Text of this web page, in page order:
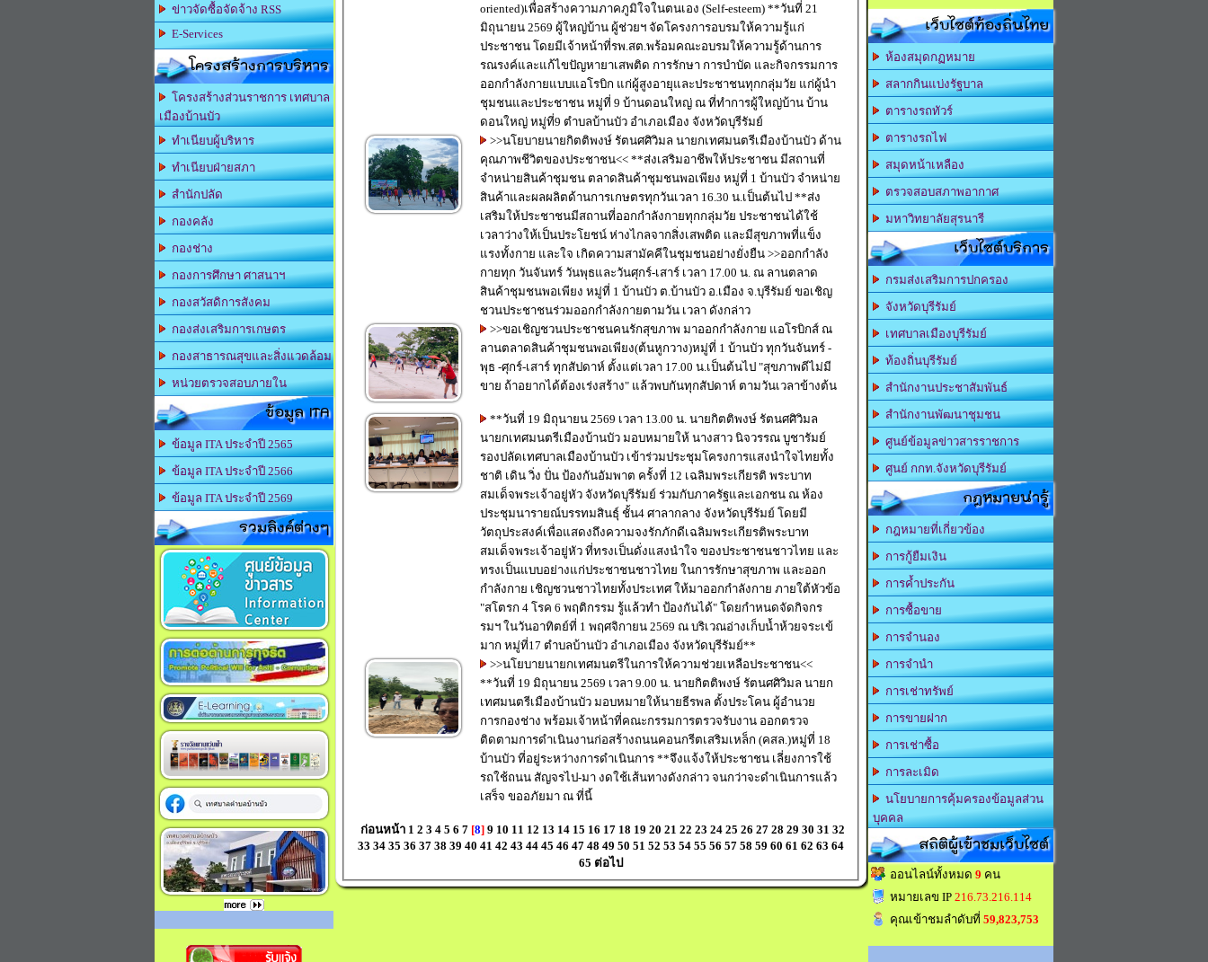
ข่าวจัดซื้อจัดจ้าง RSS
E-Services
โครงสร้างการบริหาร
โครงสร้างส่วนราชการ เทศบาล
เมืองบ้านบัว
ทำเนียบผู้บริหาร
ทำเนียบฝ่ายสภา
สำนักปลัด
กองคลัง
กองช่าง
กองการศึกษา ศาสนาฯ
กองสวัสดิการสังคม
กองส่งเสริมการเกษตร
กองสาธารณสุขและสิ่งแวดล้อม
หน่วยตรวจสอบภายใน
ข้อมูล ITA
ข้อมูล ITA ประจำปี 2565
ข้อมูล ITA ประจำปี 2566
ข้อมูล ITA ประจำปี 2569
รวมลิงค์ต่างๆ
oriented)เพื่อสร้างความภาคภูมิใจในตนเอง (Self-esteem) **วันที่ 21
มิถุนายน 2569 ผู้ใหญ่บ้าน ผู้ช่วยฯ จัดโครงการอบรมให้ความรู้แก่
ประชาชน โดยมีเจ้าหน้าที่รพ.สต.พร้อมคณะอบรมให้ความรู้ด้านการ
รณรงค์และแก้ไขปัญหายาเสพติด การรักษา การบำบัด และกิจกรรมการ
ออกกำลังกายแบบแอโรบิก แก่ผู้สูงอายุและประชาชนทุกกลุ่มวัย แก่ผู้นำ
ชุมชนและประชาชน หมู่ที่ 9 บ้านดอนใหญ่ ณ ที่ทำการผู้ใหญ่บ้าน บ้าน
ดอนใหญ่ หมู่ที่9 ตำบลบ้านบัว อำเภอเมือง จังหวัดบุรีรัมย์
>>นโยบายนายกิตติพงษ์ รัตนศศิวิมล นายกเทศมนตรีเมืองบ้านบัว ด้าน
คุณภาพชีวิตของประชาชน<< **ส่งเสริมอาชีพให้ประชาชน มีสถานที่
จำหน่ายสินค้าชุมชน ตลาดสินค้าชุมชนพอเพียง หมู่ที่ 1 บ้านบัว จำหน่าย
สินค้าและผลผลิตด้านการเกษตรทุกวันเวลา 16.30 น.เป็นต้นไป **ส่ง
เสริมให้ประชาชนมีสถานที่ออกกำลังกายทุกกลุ่มวัย ประชาชนได้ใช้
เวลาว่างให้เป็นประโยชน์ ห่างไกลจากสิ่งเสพติด และมีสุขภาพที่แข็ง
แรงทั้งกาย และใจ เกิดความสามัคคีในชุมชนอย่างยั่งยืน >>ออกกำลัง
กายทุก วันจันทร์ วันพุธและวันศุกร์-เสาร์ เวลา 17.00 น. ณ ลานตลาด
สินค้าชุมชนพอเพียง หมู่ที่ 1 บ้านบัว ต.บ้านบัว อ.เมือง จ.บุรีรัมย์ ขอเชิญ
ชวนประชาชนร่วมออกกำลังกายตามวัน เวลา ดังกล่าว
>>ขอเชิญชวนประชาชนคนรักสุขภาพ มาออกกำลังกาย แอโรบิกส์ ณ
ลานตลาดสินค้าชุมชนพอเพียง(ต้นหูกวาง)หมู่ที่ 1 บ้านบัว ทุกวันจันทร์ -
พุธ -ศุกร์-เสาร์ ทุกสัปดาห์ ตั้งแต่เวลา 17.00 น.เป็นต้นไป "สุขภาพดีไม่มี
ขาย ถ้าอยากได้ต้องเร่งสร้าง" แล้วพบกันทุกสัปดาห์ ตามวันเวลาข้างต้น
**วันที่ 19 มิถุนายน 2569 เวลา 13.00 น. นายกิตติพงษ์ รัตนศศิวิมล
นายกเทศมนตรีเมืองบ้านบัว มอบหมายให้ นางสาว นิจวรรณ บูชารัมย์
รองปลัดเทศบาลเมืองบ้านบัว เข้าร่วมประชุมโครงการแสงนำใจไทยทั้ง
ชาติ เดิน วิ่ง ปั่น ป้องกันอัมพาต ครั้งที่ 12 เฉลิมพระเกียรติ พระบาท
สมเด็จพระเจ้าอยู่หัว จังหวัดบุรีรัมย์ ร่วมกับภาครัฐและเอกชน ณ ห้อง
ประชุมนารายณ์บรรทมสินธุ์ ชั้น4 ศาลากลาง จังหวัดบุรีรัมย์ โดยมี
วัตถุประสงค์เพื่อแสดงถึงความจงรักภักดีเฉลิมพระเกียรติพระบาท
สมเด็จพระเจ้าอยู่หัว ที่ทรงเป็นดั่งแสงนำใจ ของประชาชนชาวไทย และ
ทรงเป็นแบบอย่างแก่ประชาชนชาวไทย ในการรักษาสุขภาพ และออก
กำลังกาย เชิญชวนชาวไทยทั้งประเทศ ให้มาออกกำลังกาย ภายใต้หัวข้อ
"สโตรก 4 โรค 6 พฤติกรรม รู้แล้วทำ ป้องกันได้" โดยกำหนดจัดกิจกร
รมฯ ในวันอาทิตย์ที่ 1 พฤศจิกายน 2569 ณ บริเวณอ่างเก็บน้ำห้วยจระเข้
มาก หมู่ที่17 ตำบลบ้านบัว อำเภอเมือง จังหวัดบุรีรัมย์**
>>นโยบายนายกเทศมนตรีในการให้ความช่วยเหลือประชาชน<<
**วันที่ 19 มิถุนายน 2569 เวลา 9.00 น. นายกิตติพงษ์ รัตนศศิวิมล นายก
เทศมนตรีเมืองบ้านบัว มอบหมายให้นายธีรพล ตั้งประโคน ผู้อำนวย
การกองช่าง พร้อมเจ้าหน้าที่คณะกรรมการตรวจรับงาน ออกตรวจ
ติดตามการดำเนินงานก่อสร้างถนนคอนกรีตเสริมเหล็ก (คสล.)หมู่ที่ 18
บ้านบัว ที่อยู่ระหว่างการดำเนินการ **จึงแจ้งให้ประชาชน เลี่ยงการใช้
รถใช้ถนน สัญจรไป-มา งดใช้เส้นทางดังกล่าว จนกว่าจะดำเนินการแล้ว
เสร็จ ขออภัยมา ณ ที่นี้
ก่อนหน้า 1 2 3 4 5 6 7 [8] 9 10 11 12 13 14 15 16 17 18 19 20 21 22 23 24 25 26 27 28 29 30 31 32
33 34 35 36 37 38 39 40 41 42 43 44 45 46 47 48 49 50 51 52 53 54 55 56 57 58 59 60 61 62 63 64
65 ต่อไป
เว็บไซต์ท้องถิ่นไทย
ห้องสมุดกฏหมาย
สลากกินแบ่งรัฐบาล
ตารางรถทัวร์
ตารางรถไฟ
สมุดหน้าเหลือง
ตรวจสอบสภาพอากาศ
มหาวิทยาลัยสุรนารี
เว็บไซต์บริการ
กรมส่งเสริมการปกครอง
จังหวัดบุรีรัมย์
เทศบาลเมืองบุรีรัมย์
ท้องถิ่นบุรีรัมย์
สำนักงานประชาสัมพันธ์
สำนักงานพัฒนาชุมชน
ศูนย์ข้อมูลข่าวสารราชการ
ศูนย์ กกท.จังหวัดบุรีรัมย์
กฎหมายน่ารู้
กฎหมายที่เกี่ยวข้อง
การกู้ยืมเงิน
การค้ำประกัน
การซื้อขาย
การจำนอง
การจำนำ
การเช่าทรัพย์
การขายฝาก
การเช่าซื้อ
การละเมิด
นโยบายการคุ้มครองข้อมูลส่วน
บุคคล
สถิติผู้เข้าชมเว็บไซต์
ออนไลน์ทั้งหมด 9 คน
หมายเลข IP 216.73.216.114
คุณเข้าชมลำดับที่ 59,823,753